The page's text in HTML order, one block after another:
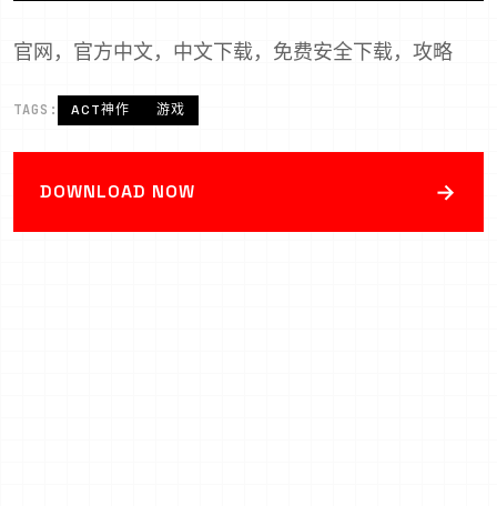
官网，官方中文，中文下载，免费安全下载，攻略
TAGS: ACT神作 游戏
DOWNLOAD NOW →